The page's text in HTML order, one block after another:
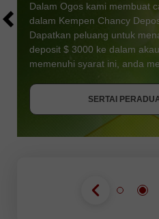
SERTAI
Dalam Ogos kami membuat
dalam Kempen Chancy
Dapatkan peluang untuk
deposit $ 3000 ke dalam
memenuhi syarat ini, anda
SERTAI
SERTAI
DAPATKAN